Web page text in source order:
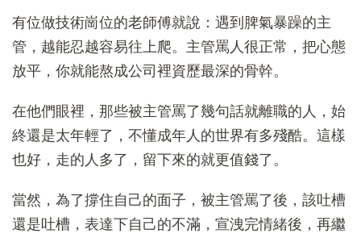
有位做技術崗位的老師傅就說：遇到脾氣暴躁的主
管，越能忍越容易往上爬。主管罵人很正常，把心態
放平，你就能熬成公司裡資歷最深的骨幹。
在他們眼裡，那些被主管罵了幾句話就離職的人，始
終還是太年輕了，不懂成年人的世界有多殘酷。這樣
也好，走的人多了，留下來的就更值錢了。
當然，為了撐住自己的面子，被主管罵了後，該吐槽
還是吐槽，表達下自己的不滿，宣洩完情緒後，再繼